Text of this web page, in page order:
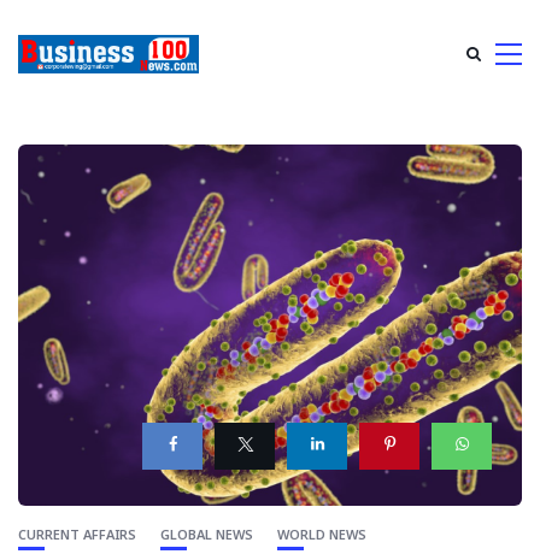
CURRENT AFFAIRS GLOBAL NEWS WORLD NEWS